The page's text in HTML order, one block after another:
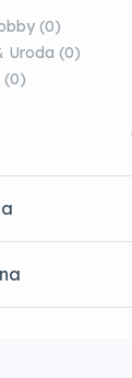
(0)
Uroda (0)
(0)